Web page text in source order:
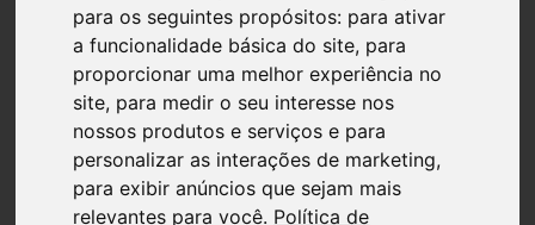
para os seguintes propósitos: para ativar
a funcionalidade básica do site, para
proporcionar uma melhor experiência no
site, para medir o seu interesse nos
nossos produtos e serviços e para
personalizar as interações de marketing,
para exibir anúncios que sejam mais
relevantes para você. Política de
Precisão absoluta, baixa pulsação e vibração e
integrabilidade são características essenciais para o
fabrico, processamento e ensaio de todo o tipo de
componentes eletrónicos. As bombas de vácuo Becker
são perfeitamente adequadas para estes desafios. Estas
são as aplicações "pick & place" com maior procura em
bombas de vácuo.